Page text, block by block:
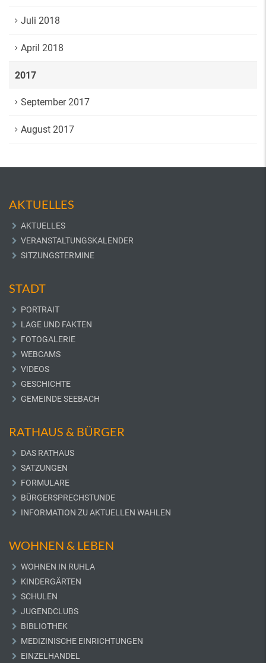
Juli 2018
April 2018
2017
September 2017
August 2017
AKTUELLES
AKTUELLES
VERANSTALTUNGSKALENDER
SITZUNGSTERMINE
STADT
PORTRAIT
LAGE UND FAKTEN
FOTOGALERIE
WEBCAMS
VIDEOS
GESCHICHTE
GEMEINDE SEEBACH
RATHAUS & BÜRGER
DAS RATHAUS
SATZUNGEN
FORMULARE
BÜRGERSPRECHSTUNDE
INFORMATION ZU AKTUELLEN WAHLEN
WOHNEN & LEBEN
WOHNEN IN RUHLA
KINDERGÄRTEN
SCHULEN
JUGENDCLUBS
BIBLIOTHEK
MEDIZINISCHE EINRICHTUNGEN
EINZELHANDEL